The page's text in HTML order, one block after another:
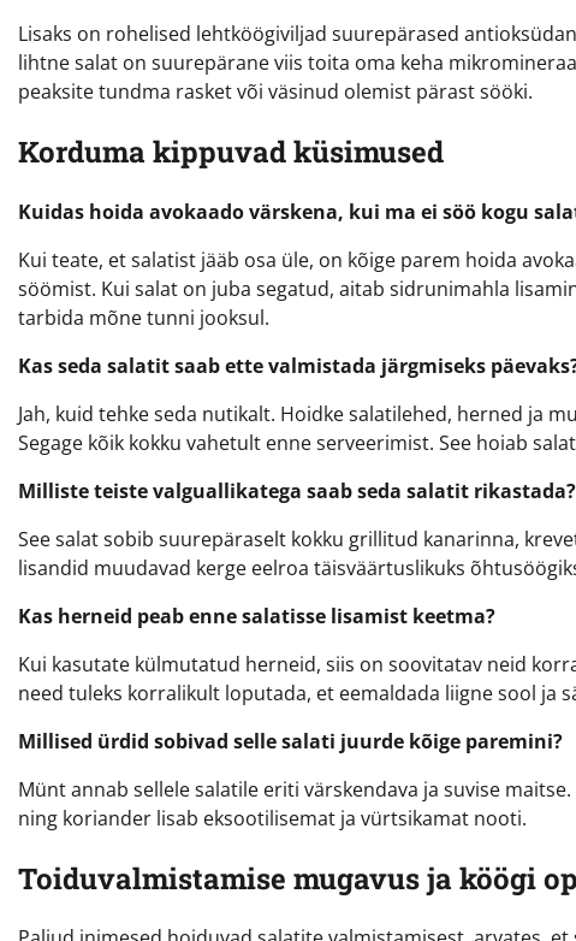
Lisaks on rohelised lehtköögiviljad suurepärased
lihtne salat on suurepärane viis toita oma keha
peaksite tundma rasket või väsinud olemist pärast sööki.
Korduma kippuvad küsimused
Kuidas hoida avokaado värskena, kui ma ei söö kogu
Kui teate, et salatist jääb osa üle, on kõige parem hoida
söömist. Kui salat on juba segatud, aitab sidrunimahla
tarbida mõne tunni jooksul.
Kas seda salatit saab ette valmistada järgmiseks
Jah, kuid tehke seda nutikalt. Hoidke salatilehed, herned ja
Segage kõik kokku vahetult enne serveerimist. See hoiab
Milliste teiste valguallikatega saab seda salatit rikastada?
See salat sobib suurepäraselt kokku grillitud kanarinna,
lisandid muudavad kerge eelroa täisväärtuslikuks
Kas herneid peab enne salatisse lisamist keetma?
Kui kasutate külmutatud herneid, siis on soovitatav neid
need tuleks korralikult loputada, et eemaldada liigne sool ja
Millised ürdid sobivad selle salati juurde kõige paremini?
Münt annab sellele salatile eriti värskendava ja suvise
ning koriander lisab eksootilisemat ja vürtsikamat nooti.
Toiduvalmistamise mugavus ja köögi